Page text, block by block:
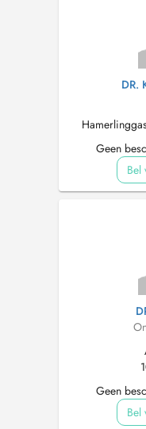
DR.
Geen
Bel
Geen
Bel